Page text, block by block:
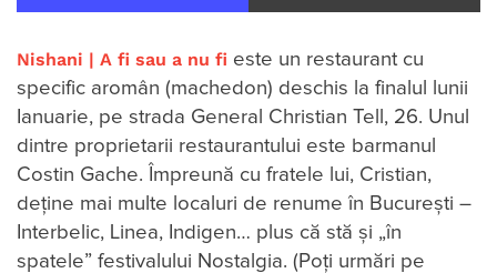
Nishani | A fi sau a nu fi este un restaurant cu
specific aromân (machedon) deschis la finalul lunii
Ianuarie, pe strada General Christian Tell, 26. Unul
dintre proprietarii restaurantului este barmanul
Costin Gache. Împreună cu fratele lui, Cristian,
deține mai multe localuri de renume în București –
Interbelic, Linea, Indigen… plus că stă și „în
spatele” festivalului Nostalgia. (Poți urmări pe